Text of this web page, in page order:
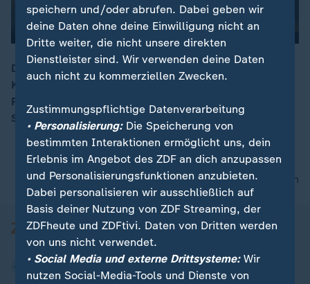
00:04
Das Unternehmen SpaceX hat eine Rakete von
Kalifornien aus in die Erdumlaufbahn geschossen. Die
Falcon-9-Rakete hinterließ einen schimmernden
Streifen am Nachthimmel.
nach oben
speichern und/oder abrufen. Dabei geben wir
deine Daten ohne deine Einwilligung nicht an
Dritte weiter, die nicht unsere direkten
Dienstleister sind. Wir verwenden deine Daten
auch nicht zu kommerziellen Zwecken.
Zustimmungspflichtige Datenverarbeitung
• Personalisierung:Die Speicherung von
bestimmten Interaktionen ermöglicht uns, dein
Erlebnis im Angebot des ZDF an dich anzupassen
und Personalisierungsfunktionen anzubieten.
Dabei personalisieren wir ausschließlich auf
Basis deiner Nutzung von ZDF Streaming, der
ZDFheute und ZDFtivi. Daten von Dritten werden
von uns nicht verwendet.
• Social Media und externe Drittsysteme:Wir
nutzen Social-Media-Tools und Dienste von